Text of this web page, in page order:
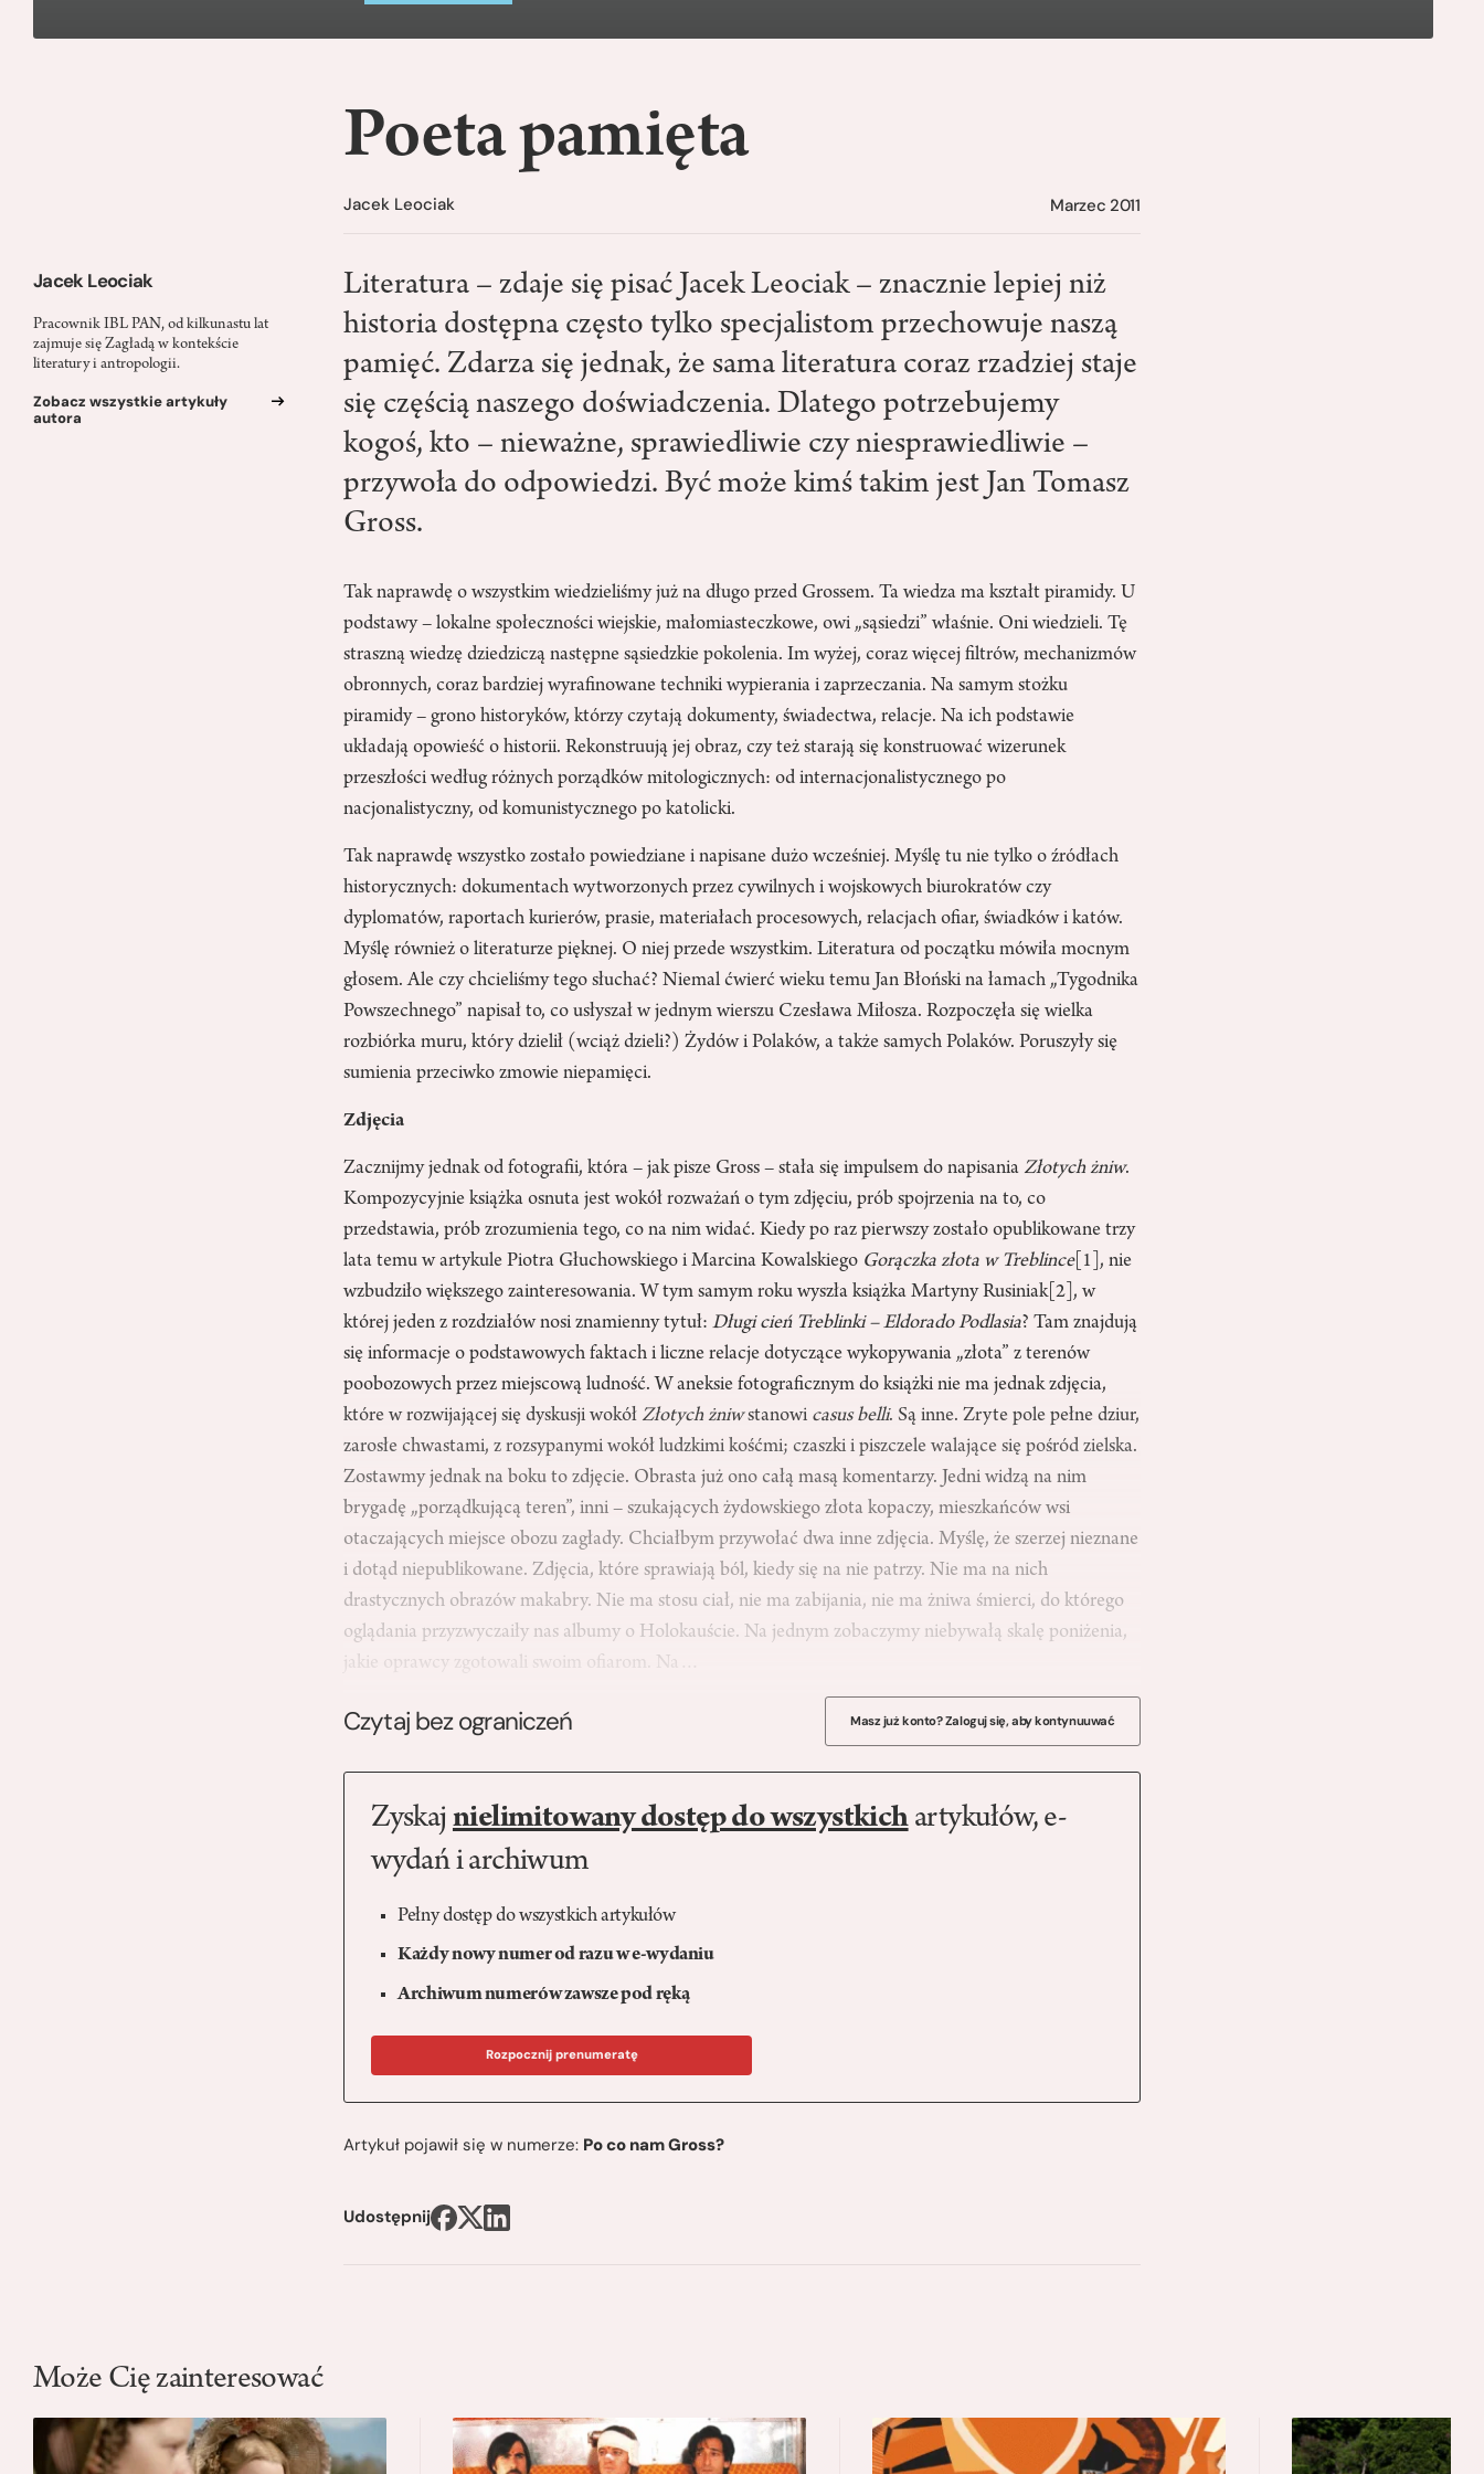
Jacek Leociak
Pracownik IBL PAN, od kilkunastu lat
zajmuje się Zagładą w kontekście
literatury i antropologii.
Zobacz wszystkie artykuły
autora
Poeta pamięta
Jacek Leociak Marzec 2011
Literatura – zdaje się pisać Jacek Leociak – znacznie lepiej niż
historia dostępna często tylko specjalistom przechowuje naszą
pamięć. Zdarza się jednak, że sama literatura coraz rzadziej staje
się częścią naszego doświadczenia. Dlatego potrzebujemy
kogoś, kto – nieważne, sprawiedliwie czy niesprawiedliwie –
przywoła do odpowiedzi. Być może kimś takim jest Jan Tomasz
Gross.
Tak naprawdę o wszystkim wiedzieliśmy już na długo przed Grossem. Ta wiedza ma kształt piramidy. U
podstawy – lokalne społeczności wiejskie, małomiasteczkowe, owi „sąsiedzi” właśnie. Oni wiedzieli. Tę
straszną wiedzę dziedziczą następne sąsiedzkie pokolenia. Im wyżej, coraz więcej filtrów, mechanizmów
obronnych, coraz bardziej wyrafinowane techniki wypierania i zaprzeczania. Na samym stożku
piramidy – grono historyków, którzy czytają dokumenty, świadectwa, relacje. Na ich podstawie
układają opowieść o historii. Rekonstruują jej obraz, czy też starają się konstruować wizerunek
przeszłości według różnych porządków mitologicznych: od internacjonalistycznego po
nacjonalistyczny, od komunistycznego po katolicki.
Tak naprawdę wszystko zostało powiedziane i napisane dużo wcześniej. Myślę tu nie tylko o źródłach
historycznych: dokumentach wytworzonych przez cywilnych i wojskowych biurokratów czy
dyplomatów, raportach kurierów, prasie, materiałach procesowych, relacjach ofiar, świadków i katów.
Myślę również o literaturze pięknej. O niej przede wszystkim. Literatura od początku mówiła mocnym
głosem. Ale czy chcieliśmy tego słuchać? Niemal ćwierć wieku temu Jan Błoński na łamach „Tygodnika
Powszechnego” napisał to, co usłyszał w jednym wierszu Czesława Miłosza. Rozpoczęła się wielka
rozbiórka muru, który dzielił (wciąż dzieli?) Żydów i Polaków, a także samych Polaków. Poruszyły się
sumienia przeciwko zmowie niepamięci.
Zdjęcia
Zacznijmy jednak od fotografii, która – jak pisze Gross – stała się impulsem do napisania Złotych żniw.
Kompozycyjnie książka osnuta jest wokół rozważań o tym zdjęciu, prób spojrzenia na to, co
przedstawia, prób zrozumienia tego, co na nim widać. Kiedy po raz pierwszy zostało opublikowane trzy
lata temu w artykule Piotra Głuchowskiego i Marcina Kowalskiego Gorączka złota w Treblince[1], nie
wzbudziło większego zainteresowania. W tym samym roku wyszła książka Martyny Rusiniak[2], w
której jeden z rozdziałów nosi znamienny tytuł:Długi cień Treblinki – Eldorado Podlasia? Tam znajdują
się informacje o podstawowych faktach i liczne relacje dotyczące wykopywania „złota” z terenów
poobozowych przez miejscową ludność. W aneksie fotograficznym do książki nie ma jednak zdjęcia,
które w rozwijającej się dyskusji wokół Złotych żniwstanowi casus belli. Są inne. Zryte pole pełne dziur,
zarosłe chwastami, z rozsypanymi wokół ludzkimi kośćmi; czaszki i piszczele walające się pośród zielska.
Zostawmy jednak na boku to zdjęcie. Obrasta już ono całą masą komentarzy. Jedni widzą na nim
brygadę „porządkującą teren”, inni – szukających żydowskiego złota kopaczy, mieszkańców wsi
otaczających miejsce obozu zagłady. Chciałbym przywołać dwa inne zdjęcia. Myślę, że szerzej nieznane
i dotąd niepublikowane. Zdjęcia, które sprawiają ból, kiedy się na nie patrzy. Nie ma na nich
drastycznych obrazów makabry. Nie ma stosu ciał, nie ma zabijania, nie ma żniwa śmierci, do którego
oglądania przyzwyczaiły nas albumy o Holokauście. Na jednym zobaczymy niebywałą skalę poniżenia,
jakie oprawcy zgotowali swoim ofiarom. Na…
Czytaj bez ograniczeń Masz już konto? Zaloguj się, aby kontynuuwać
Zyskaj nielimitowany dostęp do wszystkichartykułów, e-
wydań i archiwum
Pełny dostęp do wszystkich artykułów
Każdy nowy numer od razu w e-wydaniu
Archiwum numerów zawsze pod ręką
Rozpocznij prenumeratę
Artykuł pojawił się w numerze: Po co nam Gross?
Udostępnij
Może Cię zainteresować